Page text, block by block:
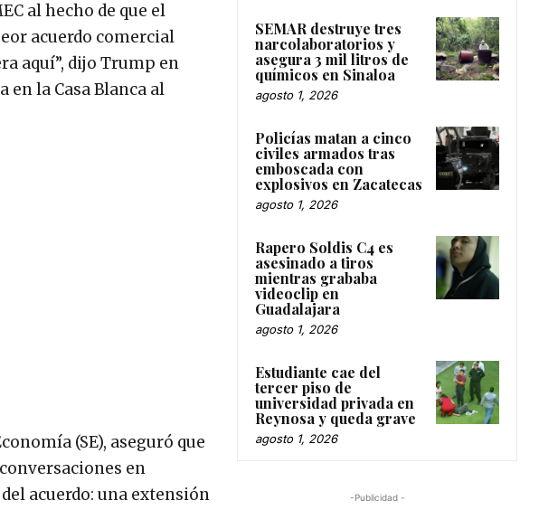
al hecho de que el
acuerdo comercial
aquí”, dijo Trump en
la Casa Blanca al
(SE), aseguró que
en
acuerdo: una extensión
SEMAR destruye tres
narcolaboratorios y
asegura 3 mil litros de
químicos en Sinaloa
agosto 1, 2026
Policías matan a cinco
civiles armados tras
emboscada con
explosivos en Zacatecas
agosto 1, 2026
Rapero Soldis C4 es
asesinado a tiros
mientras grababa
videoclip en
Guadalajara
agosto 1, 2026
Estudiante cae del
tercer piso de
universidad privada en
Reynosa y queda grave
agosto 1, 2026
-Publicidad -